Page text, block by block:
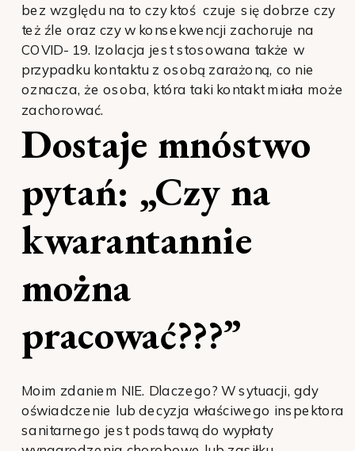
bez względu na to czy ktoś czuje się dobrze czy
też źle oraz czy w konsekwencji zachoruje na
COVID- 19. Izolacja jest stosowana także w
przypadku kontaktu z osobą zarażoną, co nie
oznacza, że osoba, która taki kontakt miała może
zachorować.
Dostaje mnóstwo
pytań: „Czy na
kwarantannie
można
pracować???”
Moim zdaniem NIE. Dlaczego? W sytuacji, gdy
oświadczenie lub decyzja właściwego inspektora
sanitarnego jest podstawą do wypłaty